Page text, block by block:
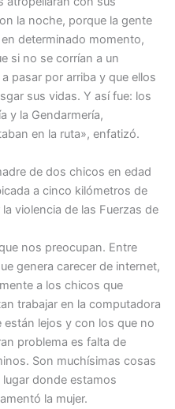
la noche, porque la gente
determinado momento,
si no se corrían a un
pasar por arriba y que ellos
sus vidas. Y así fue: los
y la Gendarmería,
en la ruta», enfatizó.
de dos chicos en edad
a cinco kilómetros de
violencia de las Fuerzas de
nos preocupan. Entre
genera carecer de internet,
a los chicos que
trabajar en la computadora
lejos y con los que no
problema es falta de
Son muchísimas cosas
donde estamos
la mujer.